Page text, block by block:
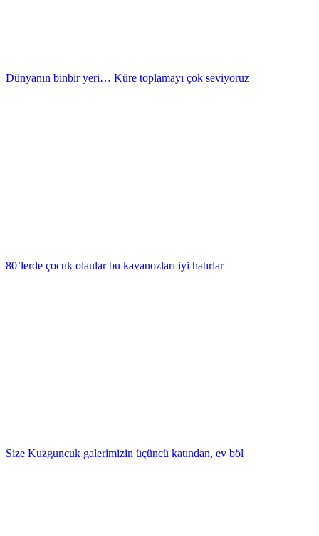
Dünyanın binbir yeri… Küre toplamayı çok seviyoruz
80’lerde çocuk olanlar bu kavanozları iyi hatırlar
Size Kuzguncuk galerimizin üçüncü katından, ev böl